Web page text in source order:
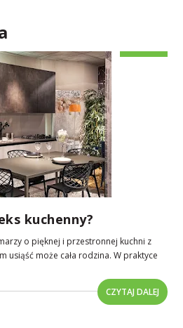
kuchenny?
o pięknej i przestronnej kuchni z
usiąść może cała rodzina. W praktyce
CZYTAJ DALEJ